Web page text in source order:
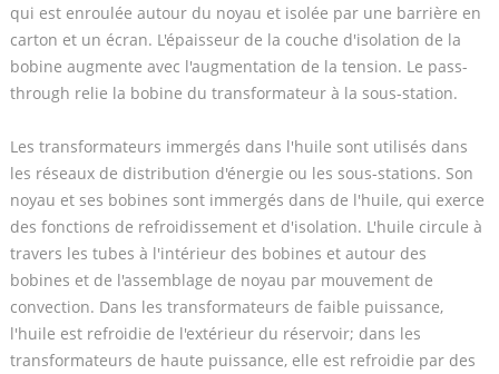
qui est enroulée autour du noyau et isolée par une barrière en
carton et un écran. L'épaisseur de la couche d'isolation de la
bobine augmente avec l'augmentation de la tension. Le pass-
through relie la bobine du transformateur à la sous-station.
Les transformateurs immergés dans l'huile sont utilisés dans
les réseaux de distribution d'énergie ou les sous-stations. Son
noyau et ses bobines sont immergés dans de l'huile, qui exerce
des fonctions de refroidissement et d'isolation. L'huile circule à
travers les tubes à l'intérieur des bobines et autour des
bobines et de l'assemblage de noyau par mouvement de
convection. Dans les transformateurs de faible puissance,
l'huile est refroidie de l'extérieur du réservoir; dans les
transformateurs de haute puissance, elle est refroidie par des